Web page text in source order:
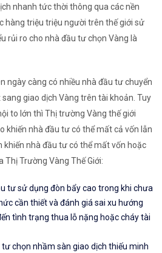
nhanh tức thời thông qua các nền
hàng triệu triệu người trên thế giới sử
rủi ro cho nhà đầu tư chọn Vàng là
ngày càng có nhiều nhà đầu tư chuyển
giao dịch Vàng trên tài khoản. Tuy
to lớn thì Thị trường Vàng thế giới
khiến nhà đầu tư có thể mất cả vốn lẫn
khiến nhà đầu tư có thể mất vốn hoặc
Thị Trường Vàng Thế Giới:
tư sử dụng đòn bẩy cao trong khi chưa
cần thiết và đánh giá sai xu hướng
tình trạng thua lỗ nặng hoặc cháy tài
tư chọn nhầm sàn giao dịch thiếu minh